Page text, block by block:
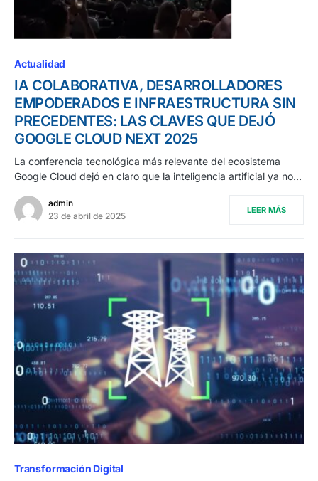
Actualidad
IA COLABORATIVA, DESARROLLADORES
EMPODERADOS E INFRAESTRUCTURA SIN
PRECEDENTES: LAS CLAVES QUE DEJÓ
GOOGLE CLOUD NEXT 2025
La conferencia tecnológica más relevante del ecosistema
Google Cloud dejó en claro que la inteligencia artificial ya no…
admin
23 de abril de 2025
LEER MÁS
Transformación Digital